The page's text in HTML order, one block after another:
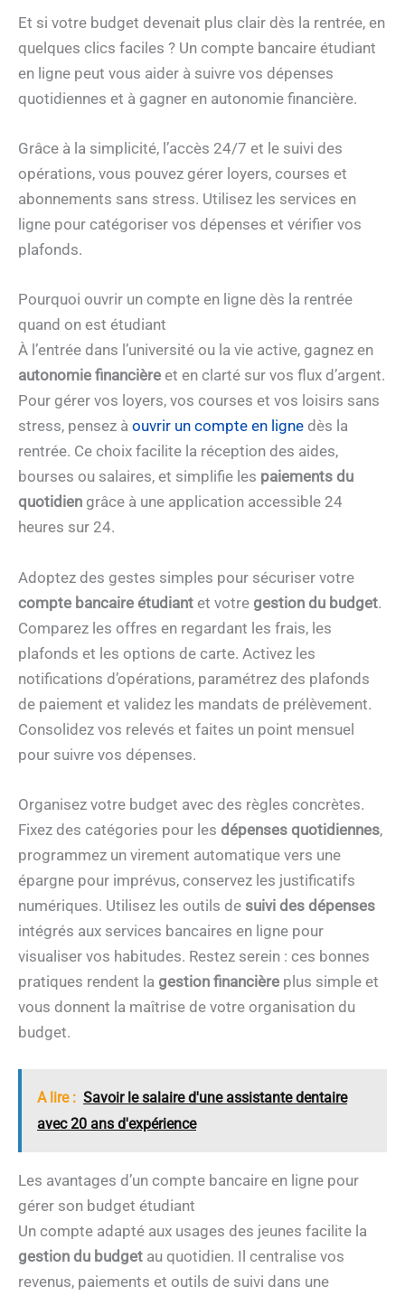
Et si votre budget devenait plus clair dès la rentrée, en
quelques clics faciles ? Un compte bancaire étudiant
en ligne peut vous aider à suivre vos dépenses
quotidiennes et à gagner en autonomie financière.
Grâce à la simplicité, l’accès 24/7 et le suivi des
opérations, vous pouvez gérer loyers, courses et
abonnements sans stress. Utilisez les services en
ligne pour catégoriser vos dépenses et vérifier vos
plafonds.
Pourquoi ouvrir un compte en ligne dès la rentrée
quand on est étudiant
À l’entrée dans l’université ou la vie active, gagnez en
autonomie financière et en clarté sur vos flux d’argent.
Pour gérer vos loyers, vos courses et vos loisirs sans
stress, pensez à ouvrir un compte en ligne dès la
rentrée. Ce choix facilite la réception des aides,
bourses ou salaires, et simplifie les paiements du
quotidien grâce à une application accessible 24
heures sur 24.
Adoptez des gestes simples pour sécuriser votre
compte bancaire étudiant et votre gestion du budget.
Comparez les offres en regardant les frais, les
plafonds et les options de carte. Activez les
notifications d’opérations, paramétrez des plafonds
de paiement et validez les mandats de prélèvement.
Consolidez vos relevés et faites un point mensuel
pour suivre vos dépenses.
Organisez votre budget avec des règles concrètes.
Fixez des catégories pour les dépenses quotidiennes,
programmez un virement automatique vers une
épargne pour imprévus, conservez les justificatifs
numériques. Utilisez les outils de suivi des dépenses
intégrés aux services bancaires en ligne pour
visualiser vos habitudes. Restez serein : ces bonnes
pratiques rendent la gestion financière plus simple et
vous donnent la maîtrise de votre organisation du
budget.
A lire : Savoir le salaire d'une assistante dentaire
avec 20 ans d'expérience
Les avantages d’un compte bancaire en ligne pour
gérer son budget étudiant
Un compte adapté aux usages des jeunes facilite la
gestion du budget au quotidien. Il centralise vos
revenus, paiements et outils de suivi dans une